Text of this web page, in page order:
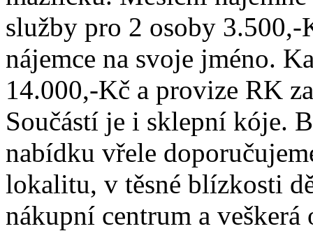
služby pro 2 osoby
nájemce na svoje jméno.
14.000,-Kč a provize RK
Součástí je i sklepní kóje.
nabídku vřele
lokalitu, v těsné blízkosti
nákupní centrum a